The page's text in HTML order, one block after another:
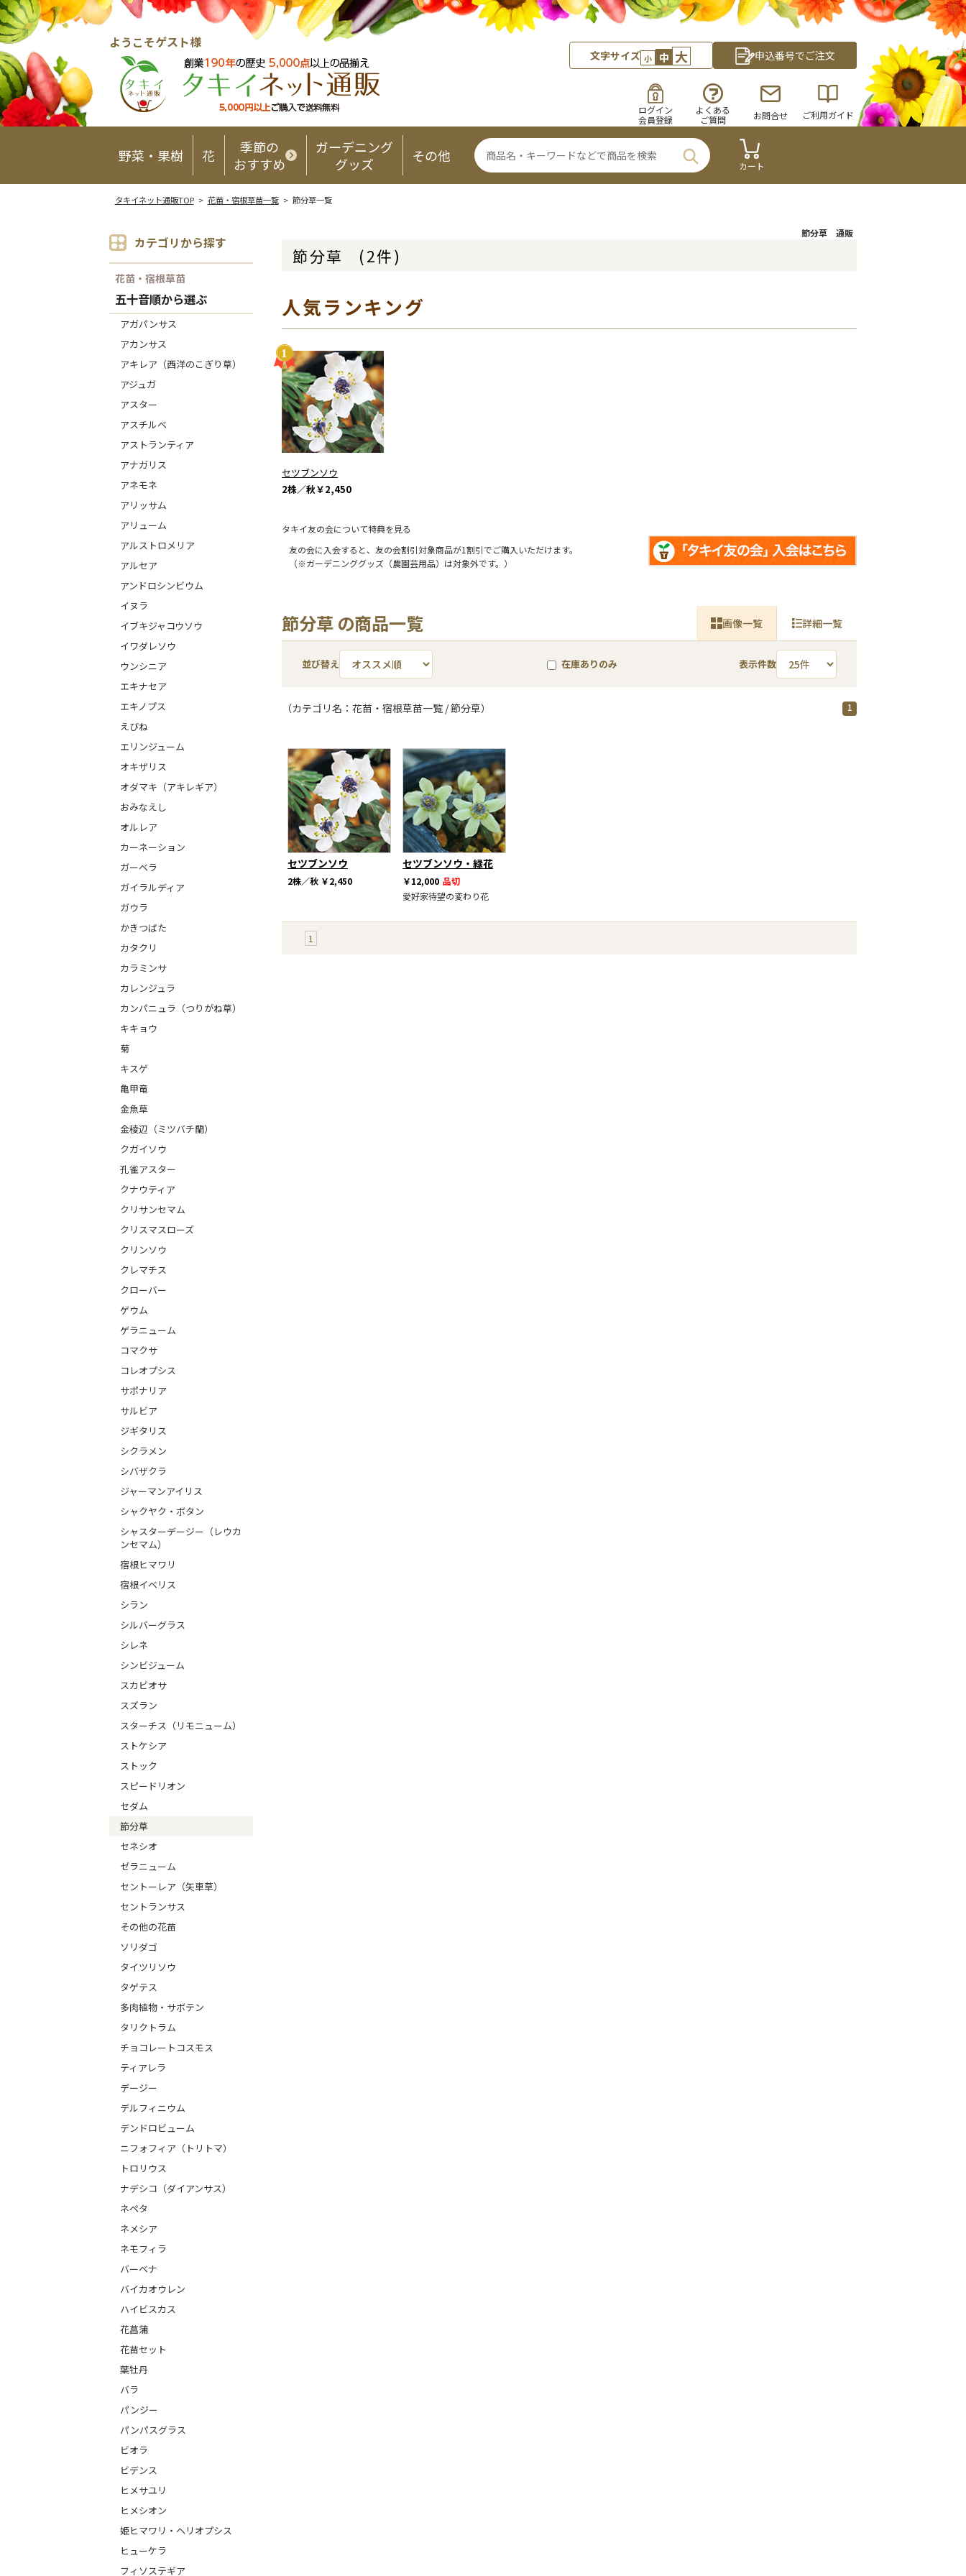
ようこそゲスト様
文字サイズ 小 中 大 申込番号でご注文
ログイン
会員登録
よくある
ご質問
お問合せ ご利用ガイド
野菜・果樹 花
季節の
おすすめ
ガーデニング
グッズ
その他
カート
タキイネット通販TOP> 花苗・宿根草苗一覧> 節分草一覧
カテゴリから探す
花苗・宿根草苗
五十音順から選ぶ
アガパンサス
アカンサス
アキレア（西洋のこぎり草）
アジュガ
アスター
アスチルベ
アストランティア
アナガリス
アネモネ
アリッサム
アリューム
アルストロメリア
アルセア
アンドロシンビウム
イヌラ
イブキジャコウソウ
イワダレソウ
ウンシニア
エキナセア
エキノプス
えびね
エリンジューム
オキザリス
オダマキ（アキレギア）
おみなえし
オルレア
カーネーション
ガーベラ
ガイラルディア
ガウラ
かきつばた
カタクリ
カラミンサ
カレンジュラ
カンパニュラ（つりがね草）
キキョウ
菊
キスゲ
亀甲竜
金魚草
金稜辺（ミツバチ蘭）
クガイソウ
孔雀アスター
クナウティア
クリサンセマム
クリスマスローズ
クリンソウ
クレマチス
クローバー
ゲウム
ゲラニューム
コマクサ
コレオプシス
サポナリア
サルビア
ジギタリス
シクラメン
シバザクラ
ジャーマンアイリス
シャクヤク・ボタン
シャスターデージー（レウカ
ンセマム）
宿根ヒマワリ
宿根イベリス
シラン
シルバーグラス
シレネ
シンビジューム
スカビオサ
スズラン
スターチス（リモニューム）
ストケシア
ストック
スピードリオン
セダム
節分草
セネシオ
ゼラニューム
セントーレア（矢車草）
セントランサス
その他の花苗
ソリダゴ
タイツリソウ
タゲテス
多肉植物・サボテン
タリクトラム
チョコレートコスモス
ティアレラ
デージー
デルフィニウム
デンドロビューム
ニフォフィア（トリトマ）
トロリウス
ナデシコ（ダイアンサス）
ネペタ
ネメシア
ネモフィラ
バーベナ
バイカオウレン
ハイビスカス
花菖蒲
花苗セット
葉牡丹
バラ
パンジー
パンパスグラス
ビオラ
ビデンス
ヒメサユリ
ヒメシオン
姫ヒマワリ・ヘリオプシス
ヒューケラ
フィソステギア
節分草 通販
節分草 (2件)
人気ランキング
セツブンソウ
2株／秋￥2,450
タキイ友の会について特典を見る
友の会に入会すると、友の会割引対象商品が1割引でご購入いただけます。
（※ガーデニンググッズ（農園芸用品）は対象外です。）
節分草 の商品一覧 画像一覧 詳細一覧
並び替え 在庫ありのみ 表示件数
（カテゴリ名：花苗・宿根草苗一覧 / 節分草） 1
セツブンソウ
2株／秋 ￥2,450
セツブンソウ・緑花
￥12,000 品切
愛好家待望の変わり花
1